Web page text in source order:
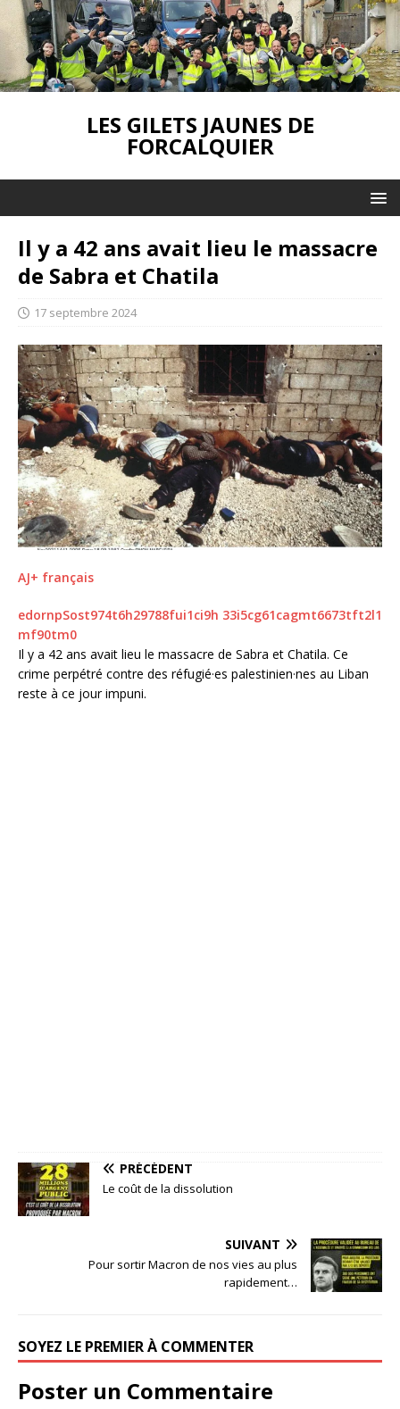
LES GILETS JAUNES DE
FORCALQUIER
Il y a 42 ans avait lieu le massacre
de Sabra et Chatila
17 septembre 2024
AJ+ français
edornpSost974t6h29788fui1ci9h 33i5cg61cagmt6673tft2l1
mf90tm0
Il y a 42 ans avait lieu le massacre de Sabra et Chatila. Ce
crime perpétré contre des réfugié·es palestinien·nes au Liban
reste à ce jour impuni.
PRÉCÉDENT
Le coût de la dissolution
SUIVANT
Pour sortir Macron de nos vies au plus
rapidement…
SOYEZ LE PREMIER À COMMENTER
Poster un Commentaire